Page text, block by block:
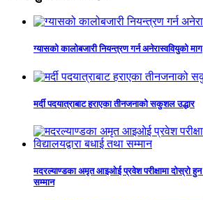
ग्यासको कालोबजारी नियन्त्रण गर्न अनेरास्ववियुको माग
मर्दी पदयात्राबाट हराएका तीनजनाको सकुशल उद्धार
मदरल्याण्डका अमृत आइओई प्रवेश परीक्षामा दोस्रो हुन
सम्मान